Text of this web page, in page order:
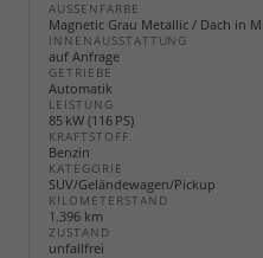
AUSSENFARBE
Magnetic Grau Metallic / Dach in
INNENAUSSTATTUNG
auf Anfrage
GETRIEBE
Automatik
LEISTUNG
85 kW (116 PS)
KRAFTSTOFF
Benzin
KATEGORIE
SUV/Geländewagen/Pickup
KILOMETERSTAND
1.396 km
ZUSTAND
unfallfrei